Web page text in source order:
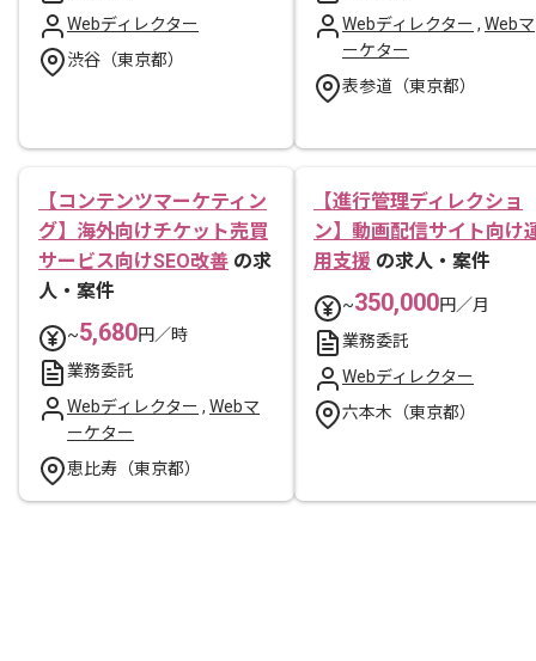
Webディレクター
渋谷（東京都）
Webディレクター , Webマ
ーケター
表参道（東京都）
【コンテンツマーケティン
グ】海外向けチケット売買
サービス向けSEO改善 の求
人・案件
~5,680円／時
業務委託
Webディレクター , Webマ
ーケター
恵比寿（東京都）
【進行管理ディレクショ
ン】動画配信サイト向け
用支援 の求人・案件
~350,000円／月
業務委託
Webディレクター
六本木（東京都）